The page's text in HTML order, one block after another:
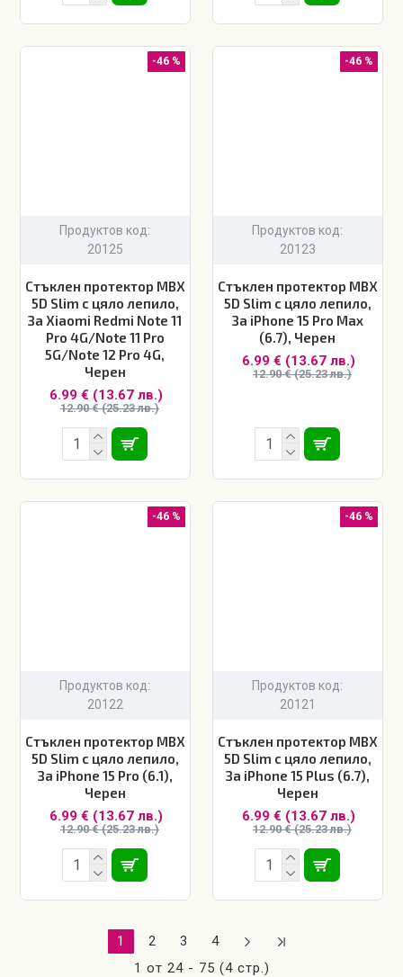
-46 %
Продуктов код:
20125
Стъклен протектор MBX
5D Slim с цяло лепило,
За Xiaomi Redmi Note 11
Pro 4G/Note 11 Pro
5G/Note 12 Pro 4G,
Черен
6.99 € (13.67 лв.)
12.90 € (25.23 лв.)
-46 %
Продуктов код:
20123
Стъклен протектор MBX
5D Slim с цяло лепило,
За iPhone 15 Pro Max
(6.7), Черен
6.99 € (13.67 лв.)
12.90 € (25.23 лв.)
-46 %
Продуктов код:
20122
Стъклен протектор MBX
5D Slim с цяло лепило,
За iPhone 15 Pro (6.1),
Черен
6.99 € (13.67 лв.)
12.90 € (25.23 лв.)
-46 %
Продуктов код:
20121
Стъклен протектор MBX
5D Slim с цяло лепило,
За iPhone 15 Plus (6.7),
Черен
6.99 € (13.67 лв.)
12.90 € (25.23 лв.)
1 2 3
4
1 от 24 - 75 (4 стр.)